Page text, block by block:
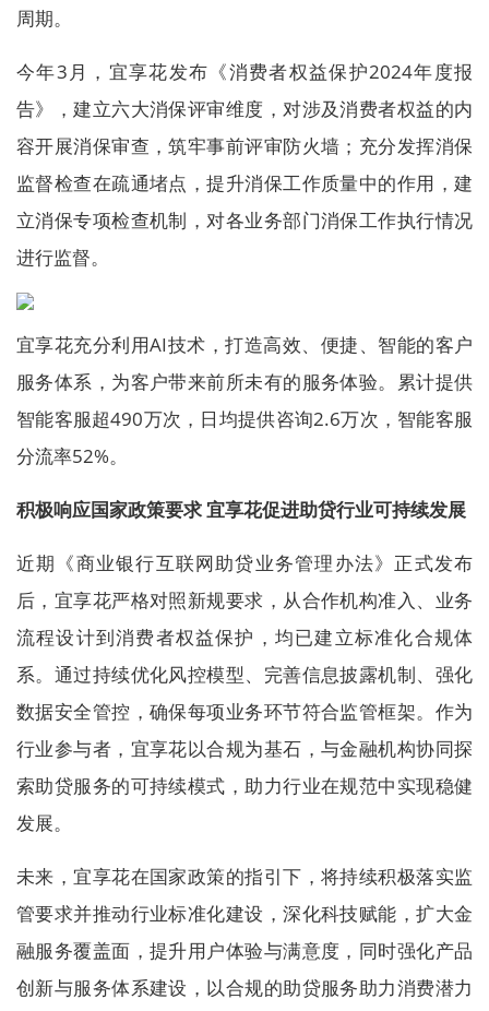
周期。
今年3月，宜享花发布《消费者权益保护2024年度报
告》，建立六大消保评审维度，对涉及消费者权益的内
容开展消保审查，筑牢事前评审防火墙；充分发挥消保
监督检查在疏通堵点，提升消保工作质量中的作用，建
立消保专项检查机制，对各业务部门消保工作执行情况
进行监督。
宜享花充分利用AI技术，打造高效、便捷、智能的客户
服务体系，为客户带来前所未有的服务体验。累计提供
智能客服超490万次，日均提供咨询2.6万次，智能客服
分流率52%。
积极响应国家政策要求 宜享花促进助贷行业可持续发展
近期《商业银行互联网助贷业务管理办法》正式发布
后，宜享花严格对照新规要求，从合作机构准入、业务
流程设计到消费者权益保护，均已建立标准化合规体
系。通过持续优化风控模型、完善信息披露机制、强化
数据安全管控，确保每项业务环节符合监管框架。作为
行业参与者，宜享花以合规为基石，与金融机构协同探
索助贷服务的可持续模式，助力行业在规范中实现稳健
发展。
未来，宜享花在国家政策的指引下，将持续积极落实监
管要求并推动行业标准化建设，深化科技赋能，扩大金
融服务覆盖面，提升用户体验与满意度，同时强化产品
创新与服务体系建设，以合规的助贷服务助力消费潜力